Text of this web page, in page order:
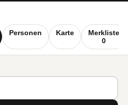
Personen Karte
Merkliste
0